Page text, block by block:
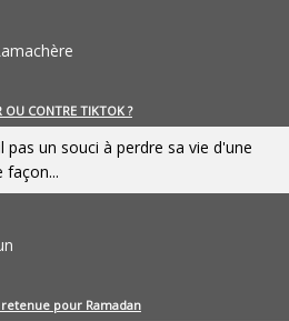
OU CONTRE TIKTOK ?
pas un souci à perdre sa vie d'une
façon...
retenue pour Ramadan